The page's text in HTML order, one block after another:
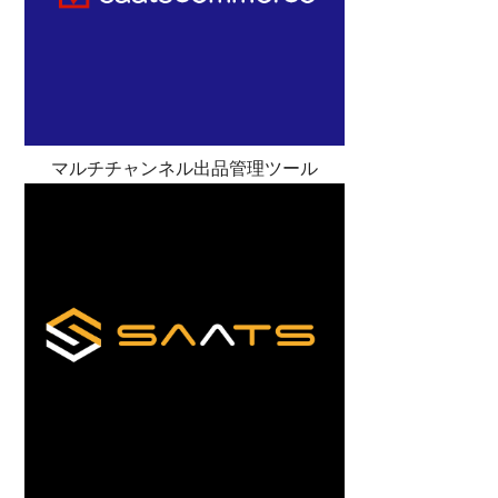
マルチチャンネル出品管理ツール